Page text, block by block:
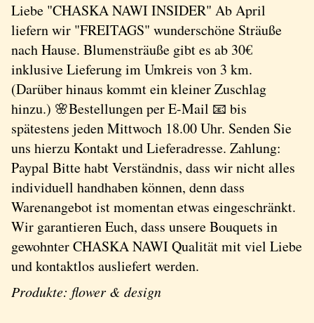
Liebe "CHASKA NAWI INSIDER" Ab April
liefern wir "FREITAGS" wunderschöne Sträuße
nach Hause. Blumensträuße gibt es ab 30€
inklusive Lieferung im Umkreis von 3 km.
(Darüber hinaus kommt ein kleiner Zuschlag
hinzu.) 🌸Bestellungen per E-Mail 📧 bis
spätestens jeden Mittwoch 18.00 Uhr. Senden Sie
uns hierzu Kontakt und Lieferadresse. Zahlung:
Paypal Bitte habt Verständnis, dass wir nicht alles
individuell handhaben können, denn dass
Warenangebot ist momentan etwas eingeschränkt.
Wir garantieren Euch, dass unsere Bouquets in
gewohnter CHASKA NAWI Qualität mit viel Liebe
und kontaktlos ausliefert werden.
Produkte: flower & design